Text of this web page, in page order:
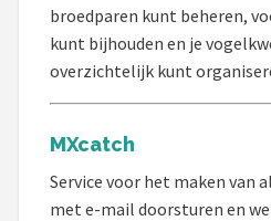
broedparen kunt beheren,
kunt bijhouden en je
overzichtelijk kunt
MXcatch
Service voor het maken van
met e-mail doorsturen en